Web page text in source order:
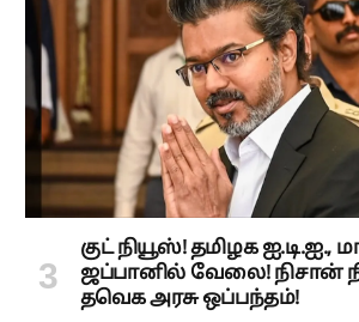
குட் நியூஸ்! தமிழக
ஜப்பானில் வேலை! நிசான்
தவெக அரசு ஒப்பந்தம்!